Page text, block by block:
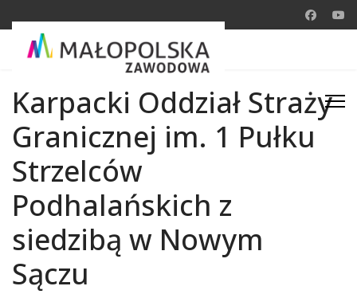
Karpacki Oddział Straży
Granicznej im. 1 Pułku
Strzelców
Podhalańskich z
siedzibą w Nowym
Sączu